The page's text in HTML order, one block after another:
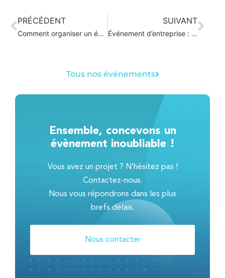
PRÉCÉDENT
Comment organiser un événement d’entreprise réussi ?
SUIVANT
Événement d’entreprise : les erreurs à éviter
Tous nos événements
Ensemble, concevons un
évènement inoubliable !
Vous avez un projet ? N’hésitez pas !
Contactez-nous.
Nous vous répondrons dans les plus
brefs délais.
Nous contacter